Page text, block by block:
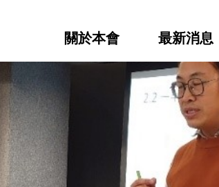
關於本會 最新消息